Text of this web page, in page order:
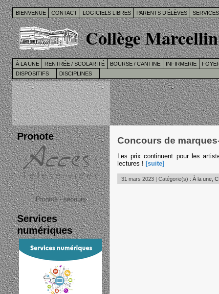
BIENVENUE CONTACT LOGICIELS LIBRES PARENTS D’ÉLÈVES
Collège
À LA UNE RENTRÉE / SCOLARITÉ BOURSE / CANTINE INFIRMERIE
DISPOSITIFS
DISCIPLINES
Pronote
Pronote - secours
Services
numériques
Concours de
Les prix continuent pour les
lectures ! [suite]
31 mars 2023 | Catégorie(s) : À la une,